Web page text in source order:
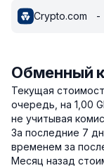
Crypto.com -
Обменный
Текущая
очередь, на 1,00
не учитывая
За последние 7
временем за
Месяц назад